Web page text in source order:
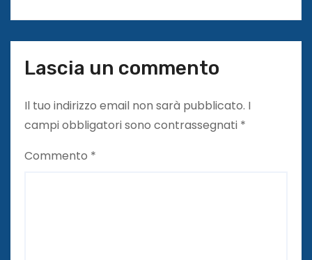
l
i
Lascia un commento
Il tuo indirizzo email non sarà pubblicato. I
campi obbligatori sono contrassegnati *
Commento *